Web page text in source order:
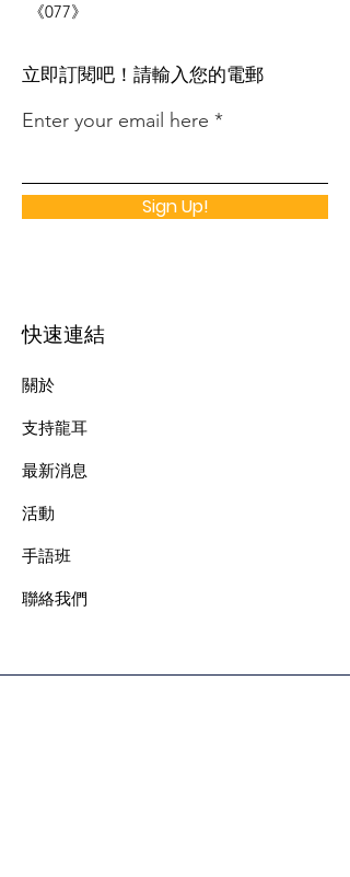
《077》
​立即訂閱吧！請輸入您的電郵
Enter your email here
Sign Up!
快速連結
關於
支持龍耳
最新消息
​活動
手語班
​聯絡我們